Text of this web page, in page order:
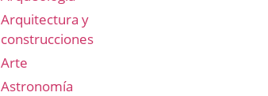
Arquitectura y
construcciones
Arte
Astronomía